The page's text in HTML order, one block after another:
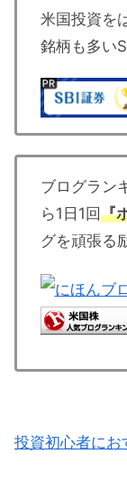
米国投資を
銘柄も多い
ブログラン
ら1日1回『
グを頑張る
投資初心者にお